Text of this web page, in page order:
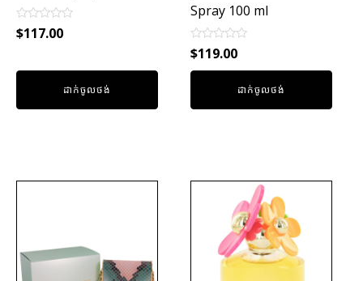
Rated
0
5
$117.00
ដាក់ចូលថង់
Spray 100 ml
Rated
0
out
$119.00
ដាក់ចូលថង់